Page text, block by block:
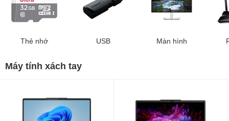
Thẻ nhớ USB Màn hình
Máy tính xách tay